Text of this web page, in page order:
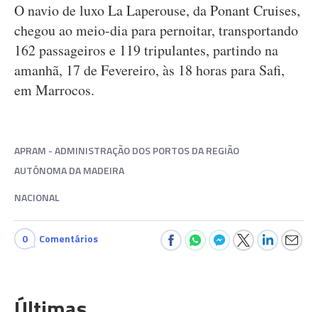
O navio de luxo La Laperouse, da Ponant Cruises,
chegou ao meio-dia para pernoitar, transportando
162 passageiros e 119 tripulantes, partindo na
amanhã, 17 de Fevereiro, às 18 horas para Safi,
em Marrocos.
APRAM - ADMINISTRAÇÃO DOS PORTOS DA REGIÃO
AUTÓNOMA DA MADEIRA
NACIONAL
0 Comentários